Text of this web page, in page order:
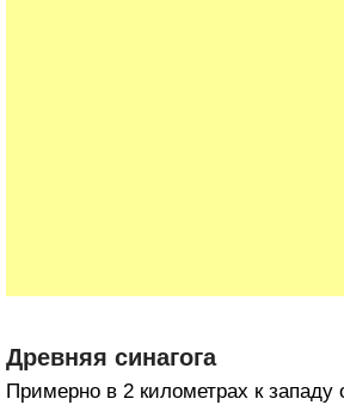
Древняя синагога
Примерно в 2 километрах к